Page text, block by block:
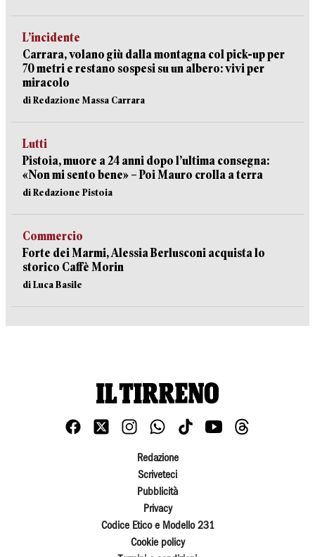
L’incidente
Carrara, volano giù dalla montagna col pick-up per
70 metri e restano sospesi su un albero: vivi per
miracolo
di Redazione Massa Carrara
Lutti
Pistoia, muore a 24 anni dopo l’ultima consegna:
«Non mi sento bene» – Poi Mauro crolla a terra
di Redazione Pistoia
Commercio
Forte dei Marmi, Alessia Berlusconi acquista lo
storico Caffè Morin
di Luca Basile
Redazione
Scriveteci
Pubblicità
Privacy
Codice Etico e Modello 231
Cookie policy